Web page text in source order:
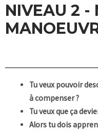
NIVEAU 2 -
Tu veux pouvoir
à compenser ?
Tu veux que ça
Alors tu dois